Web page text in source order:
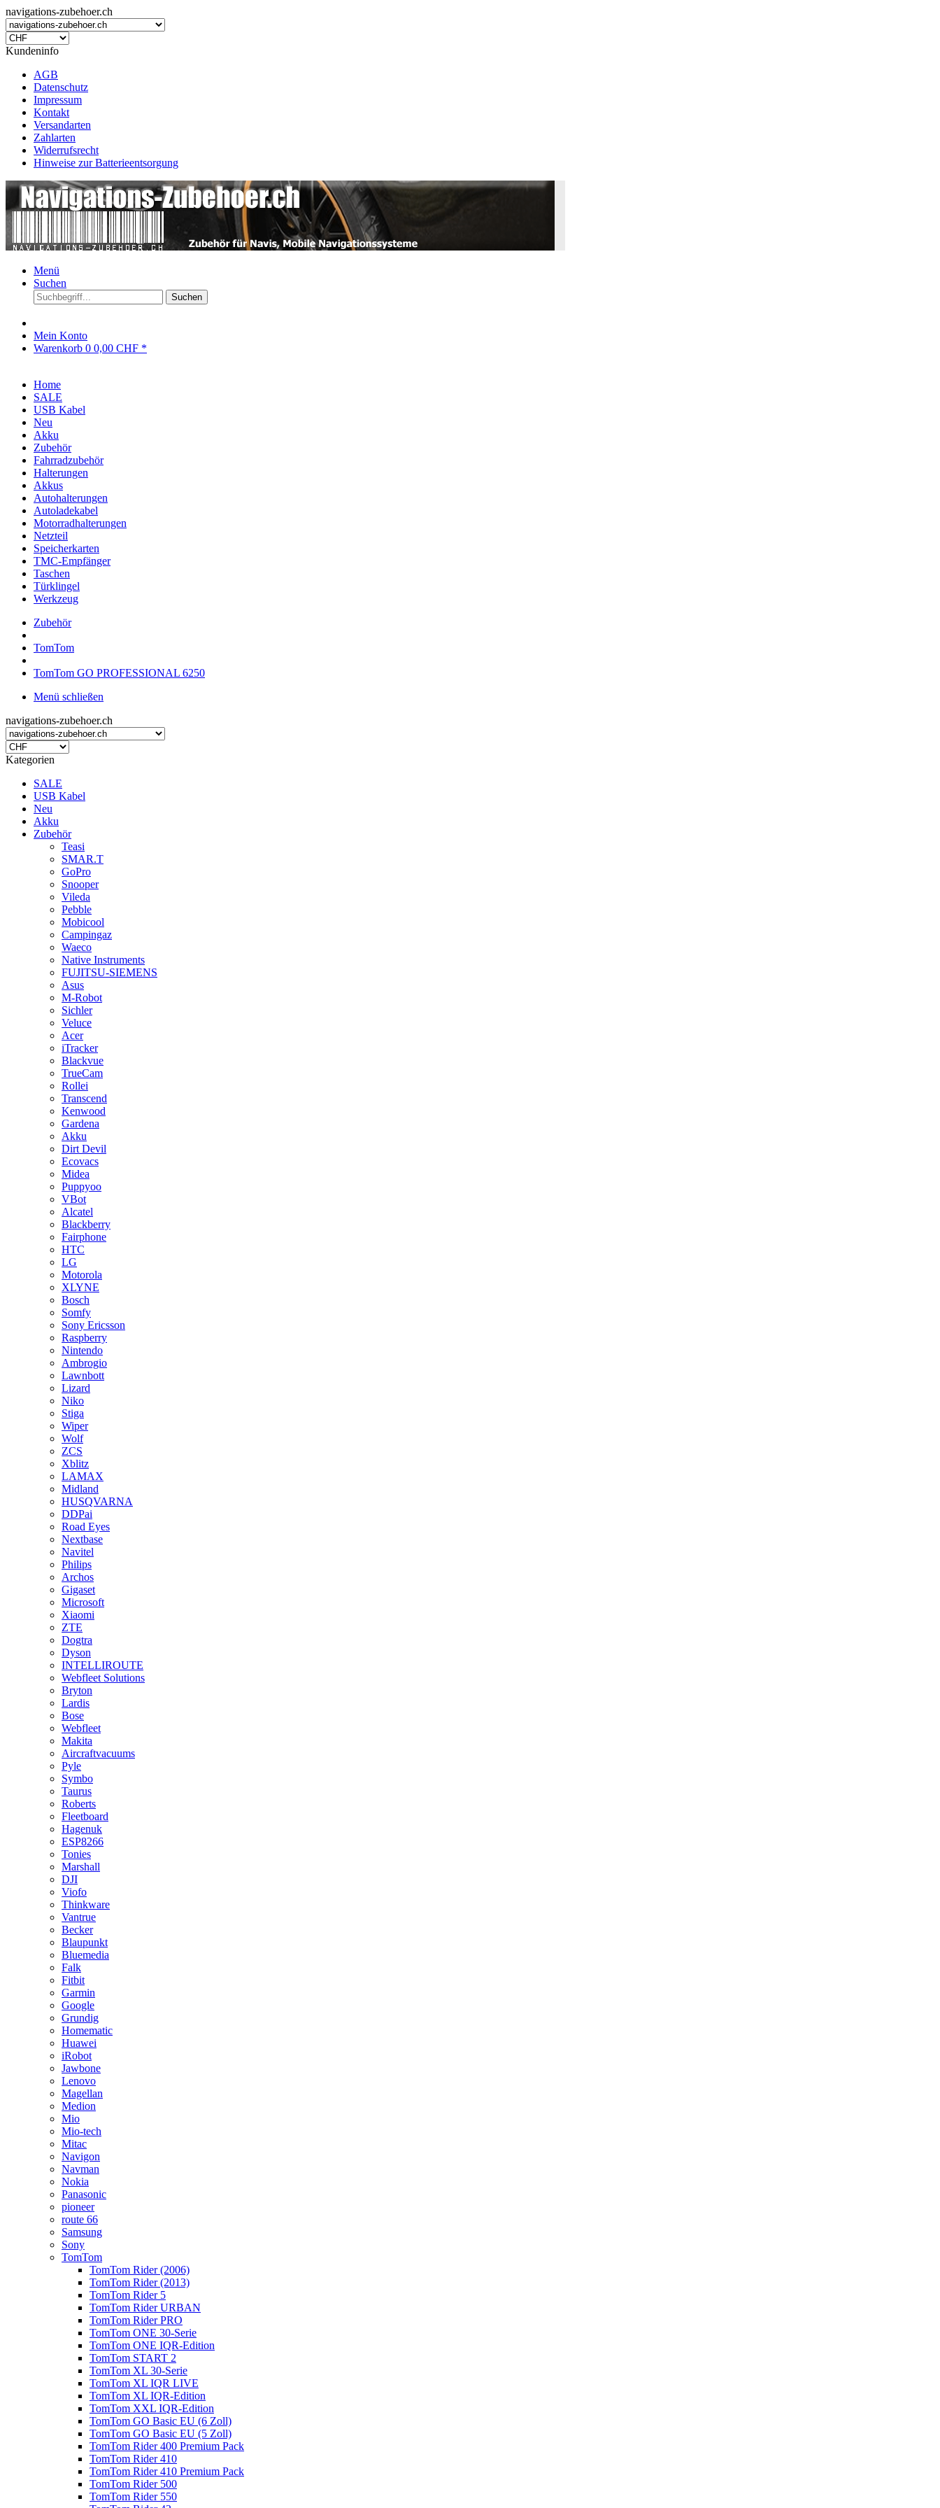
navigations-zubehoer.ch
Kundeninfo
AGB
Datenschutz
Impressum
Kontakt
Versandarten
Zahlarten
Widerrufsrecht
Hinweise zur Batterieentsorgung
Menü
Suchen
Suchen
Mein Konto
Warenkorb 0 0,00 CHF *
Home
SALE
USB Kabel
Neu
Akku
Zubehör
Fahrradzubehör
Halterungen
Akkus
Autohalterungen
Autoladekabel
Motorradhalterungen
Netzteil
Speicherkarten
TMC-Empfänger
Taschen
Türklingel
Werkzeug
Zubehör
TomTom
TomTom GO PROFESSIONAL 6250
Menü schließen
navigations-zubehoer.ch
Kategorien
SALE
USB Kabel
Neu
Akku
Zubehör
Teasi
SMAR.T
GoPro
Snooper
Vileda
Pebble
Mobicool
Campingaz
Waeco
Native Instruments
FUJITSU-SIEMENS
Asus
M-Robot
Sichler
Veluce
Acer
iTracker
Blackvue
TrueCam
Rollei
Transcend
Kenwood
Gardena
Akku
Dirt Devil
Ecovacs
Midea
Puppyoo
VBot
Alcatel
Blackberry
Fairphone
HTC
LG
Motorola
XLYNE
Bosch
Somfy
Sony Ericsson
Raspberry
Nintendo
Ambrogio
Lawnbott
Lizard
Niko
Stiga
Wiper
Wolf
ZCS
Xblitz
LAMAX
Midland
HUSQVARNA
DDPai
Road Eyes
Nextbase
Navitel
Philips
Archos
Gigaset
Microsoft
Xiaomi
ZTE
Dogtra
Dyson
INTELLIROUTE
Webfleet Solutions
Bryton
Lardis
Bose
Webfleet
Makita
Aircraftvacuums
Pyle
Symbo
Taurus
Roberts
Fleetboard
Hagenuk
ESP8266
Tonies
Marshall
DJI
Viofo
Thinkware
Vantrue
Becker
Blaupunkt
Bluemedia
Falk
Fitbit
Garmin
Google
Grundig
Homematic
Huawei
iRobot
Jawbone
Lenovo
Magellan
Medion
Mio
Mio-tech
Mitac
Navigon
Navman
Nokia
Panasonic
pioneer
route 66
Samsung
Sony
TomTom
TomTom Rider (2006)
TomTom Rider (2013)
TomTom Rider 5
TomTom Rider URBAN
TomTom Rider PRO
TomTom ONE 30-Serie
TomTom ONE IQR-Edition
TomTom START 2
TomTom XL 30-Serie
TomTom XL IQR LIVE
TomTom XL IQR-Edition
TomTom XXL IQR-Edition
TomTom GO Basic EU (6 Zoll)
TomTom GO Basic EU (5 Zoll)
TomTom Rider 400 Premium Pack
TomTom Rider 410
TomTom Rider 410 Premium Pack
TomTom Rider 500
TomTom Rider 550